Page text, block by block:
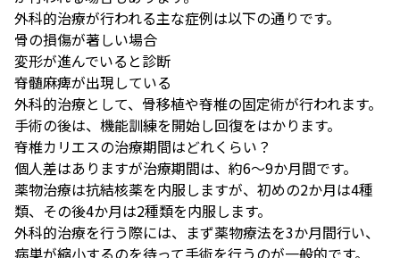
外科的治療が行われる主な症例は以下の通りです。
骨の損傷が著しい場合
変形が進んでいると診断
脊髄麻痺が出現している
外科的治療として、骨移植や脊椎の固定術が行われます。
手術の後は、機能訓練を開始し回復をはかります。
脊椎カリエスの治療期間はどれくらい？
個人差はありますが治療期間は、約6〜9か月間です。
薬物治療は抗結核薬を内服しますが、初めの2か月は4種
類、その後4か月は2種類を内服します。
外科的治療を行う際には、まず薬物療法を3か月間行い、
病巣が縮小するのを待って手術を行うのが一般的です。